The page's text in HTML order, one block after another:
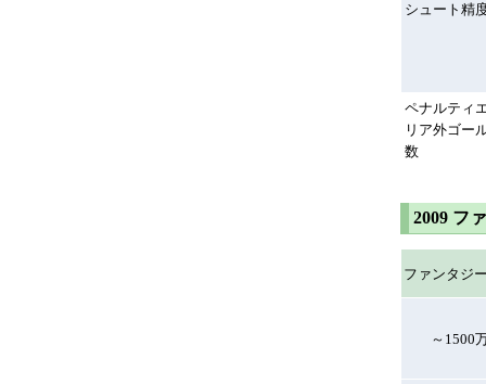
シュート精
ペナルティ
リア外ゴー
数
2009 フ
ファンタジ
～1500